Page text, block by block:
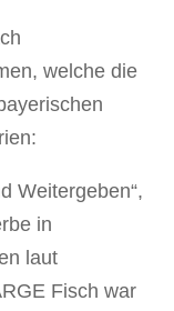
welche die
Weitergeben“,
in
laut
Fisch war